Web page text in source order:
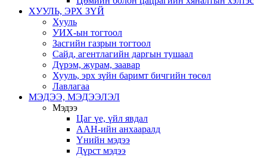
ХУУЛЬ, ЭРХ ЗҮЙ
Хууль
УИХ-ын тогтоол
Засгийн газрын тогтоол
Сайд, агентлагийн даргын тушаал
Дүрэм, журам, заавар
Хууль, эрх зүйн баримт бичгийн төсөл
Лавлагаа
МЭДЭЭ, МЭДЭЭЛЭЛ
Мэдээ
Цаг үе, үйл явдал
ААН-ийн анхааралд
Үнийн мэдээ
Дүрст мэдээ